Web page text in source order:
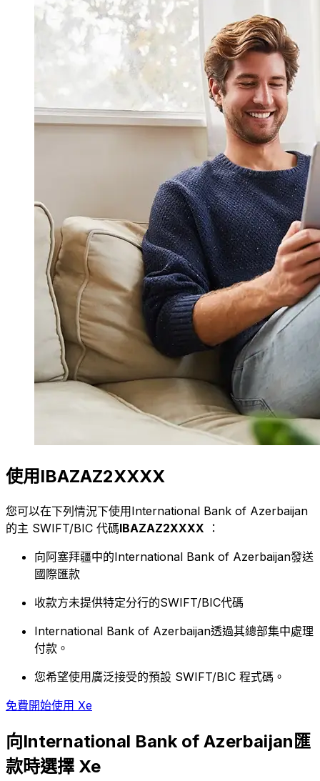
使用IBAZAZ2XXXX
您可以在下列情況下使用International Bank of Azerbaijan
的主 SWIFT/BIC 代碼IBAZAZ2XXXX ：
向阿塞拜疆中的International Bank of Azerbaijan發送
國際匯款
收款方未提供特定分行的SWIFT/BIC代碼
International Bank of Azerbaijan透過其總部集中處理
付款。
您希望使用廣泛接受的預設 SWIFT/BIC 程式碼。
免費開始使用 Xe
向International Bank of Azerbaijan匯
款時選擇 Xe